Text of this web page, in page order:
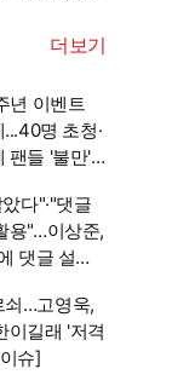
더보기
년 이벤트
명 초청·
팬들 '불만'
다"·"댓글
용"…이상준,
댓글 설전
쇠…고영욱,
이길래 '저격
슈]